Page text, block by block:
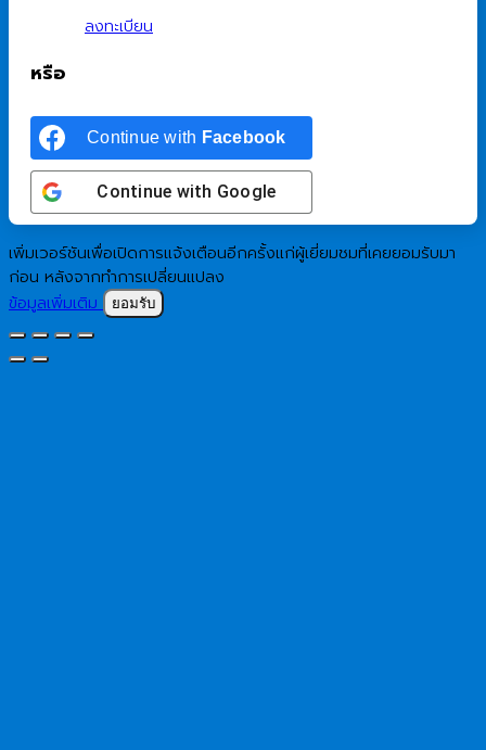
ลงทะเบียน
หรือ
Continue with Facebook
Continue with Google
เพิ่มเวอร์ชันเพื่อเปิดการแจ้งเตือนอีกครั้งแก่ผู้เยี่ยมชมที่เคยยอมรับมา
ก่อน หลังจากทำการเปลี่ยนแปลง
ข้อมูลเพิ่มเติม
ยอมรับ